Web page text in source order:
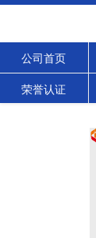
公司首页
荣誉认证